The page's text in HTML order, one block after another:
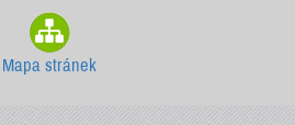
Mapa stránek